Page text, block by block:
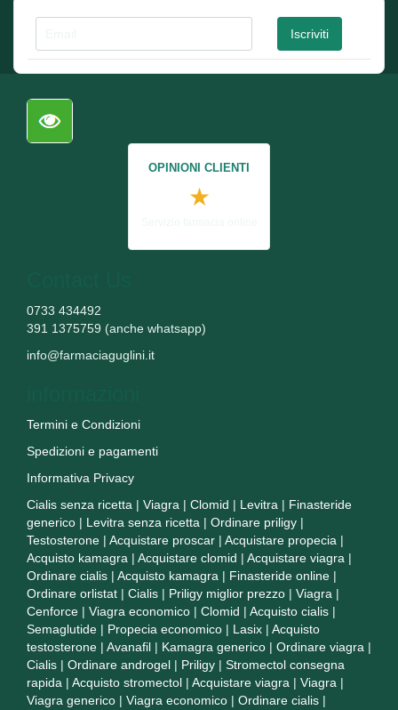
OPINIONI CLIENTI
★
0733 434492
391 1375759 (anche whatsapp)
info@farmaciaguglini.it
Termini e Condizioni
Spedizioni e pagamenti
Informativa Privacy
Cialis senza ricetta | Viagra | Clomid | Levitra | Finasteride
generico | Levitra senza ricetta | Ordinare priligy |
Testosterone | Acquistare proscar | Acquistare propecia |
Acquisto kamagra | Acquistare clomid | Acquistare viagra |
Ordinare cialis | Acquisto kamagra | Finasteride online |
Ordinare orlistat | Cialis | Priligy miglior prezzo | Viagra |
Cenforce | Viagra economico | Clomid | Acquisto cialis |
Semaglutide | Propecia economico | Lasix | Acquisto
testosterone | Avanafil | Kamagra generico | Ordinare viagra |
Cialis | Ordinare androgel | Priligy | Stromectol consegna
rapida | Acquisto stromectol | Acquistare viagra | Viagra |
Viagra generico | Viagra economico | Ordinare cialis |